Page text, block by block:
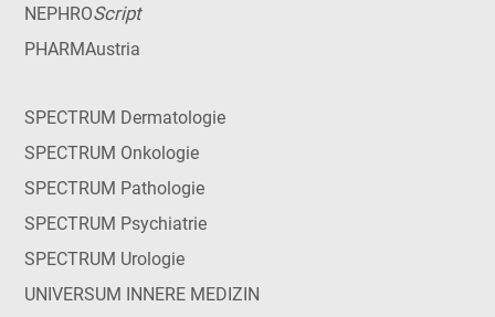
NEPHROScript
PHARMAustria
SPECTRUM Dermatologie
SPECTRUM Onkologie
SPECTRUM Pathologie
SPECTRUM Psychiatrie
SPECTRUM Urologie
UNIVERSUM INNERE MEDIZIN